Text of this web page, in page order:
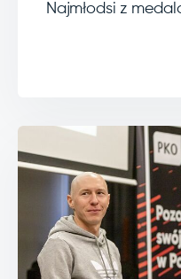
Najmłodsi z